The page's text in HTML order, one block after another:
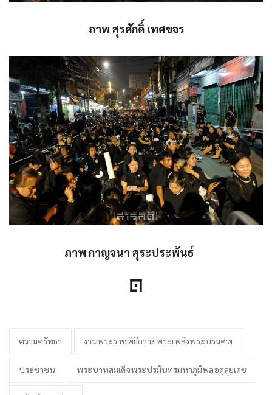
ภาพ สุรศักดิ์ เทศขจร
ภาพ กาญจนา สุระประพันธ์
ความศรัทธา งานพระราชพิธีถวายพระเพลิงพระบรมศพ
ประชาชน พระบาทสมเด็จพระปรมินทรมหาภูมิพลอดุลยเดช